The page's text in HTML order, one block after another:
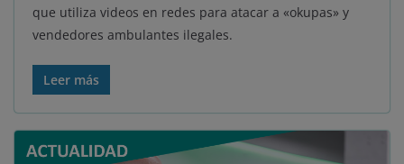
que utiliza videos en redes para atacar a «okupas» y
vendedores ambulantes ilegales.
Leer más